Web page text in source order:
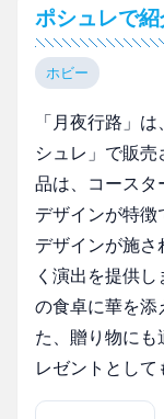
ポシュレで
ホビー
「月夜行路」
シュレ」で販
品は、コースタ
デザインが特徴
デザインが施
く演出を提供
の食卓に華を添
た、贈り物に
レゼントとして